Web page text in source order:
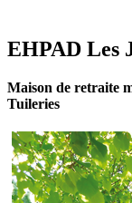
EHPAD Les
Maison de retraite
Tuileries